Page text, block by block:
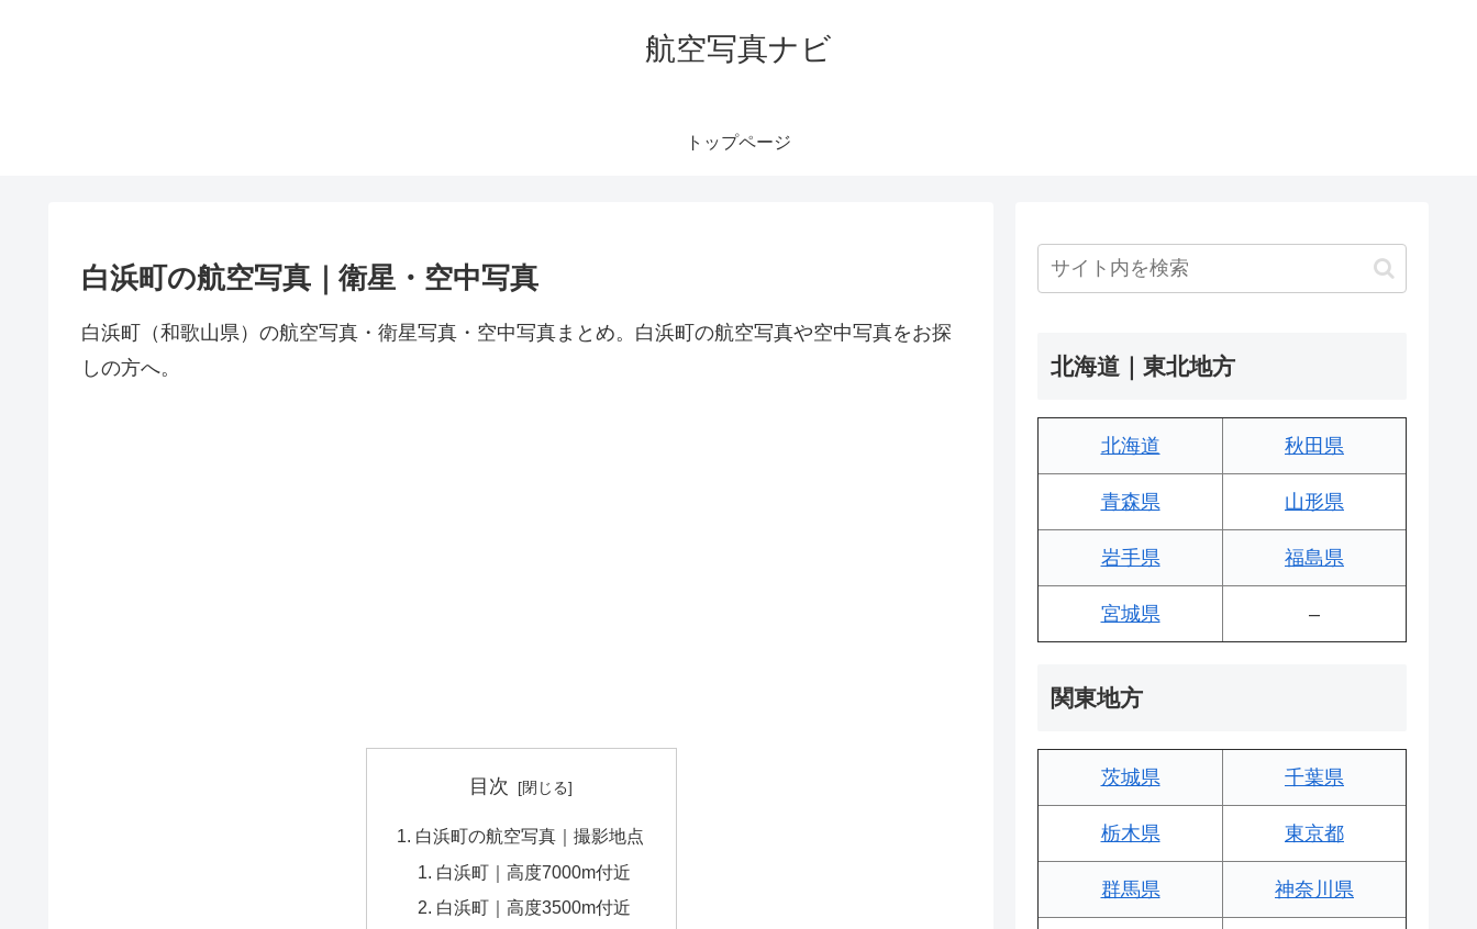
航空写真ナビ
トップページ
白浜町の航空写真｜衛星・空中写真
白浜町（和歌山県）の航空写真・衛星写真・空中写真まとめ。白浜町の航空写真や空中写真をお探
しの方へ。
目次
白浜町の航空写真｜撮影地点
白浜町｜高度7000m付近
白浜町｜高度3500m付近
北海道｜東北地方
北海道 秋田県
青森県 山形県
岩手県 福島県
宮城県 –
関東地方
茨城県 千葉県
栃木県 東京都
群馬県 神奈川県